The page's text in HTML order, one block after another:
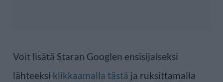
Voit lisätä Staran Googlen ensisijaiseksi
lähteeksi klikkaamalla tästä ja ruksittamalla